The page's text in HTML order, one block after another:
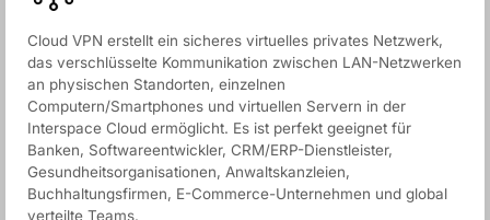
Cloud VPN erstellt ein sicheres virtuelles privates Netzwerk,
das verschlüsselte Kommunikation zwischen LAN-Netzwerken
an physischen Standorten, einzelnen
Computern/Smartphones und virtuellen Servern in der
Interspace Cloud ermöglicht. Es ist perfekt geeignet für
Banken, Softwareentwickler, CRM/ERP-Dienstleister,
Gesundheitsorganisationen, Anwaltskanzleien,
Buchhaltungsfirmen, E-Commerce-Unternehmen und global
verteilte Teams.